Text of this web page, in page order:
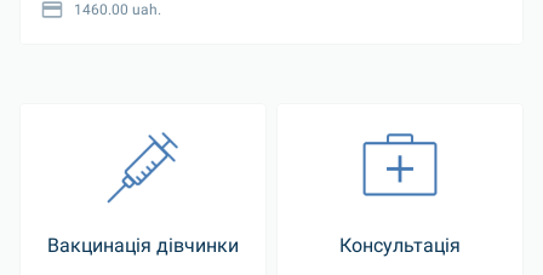
1460.00 uah.
Вакцинація дівчинки Консультація